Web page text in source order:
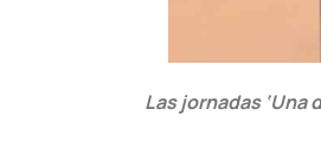
Las jornadas